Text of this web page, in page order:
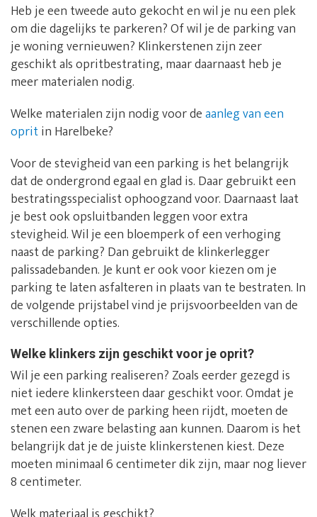
Heb je een tweede auto gekocht en wil je nu een plek
om die dagelijks te parkeren? Of wil je de parking van
je woning vernieuwen? Klinkerstenen zijn zeer
geschikt als opritbestrating, maar daarnaast heb je
meer materialen nodig.
Welke materialen zijn nodig voor deaanleg van een
opritin Harelbeke?
Voor de stevigheid van een parking is het belangrijk
dat de ondergrond egaal en glad is. Daar gebruikt een
bestratingsspecialist ophoogzand voor. Daarnaast laat
je best ook opsluitbanden leggen voor extra
stevigheid. Wil je een bloemperk of een verhoging
naast de parking? Dan gebruikt de klinkerlegger
palissadebanden. Je kunt er ook voor kiezen om je
parking te laten asfalteren in plaats van te bestraten. In
de volgende prijstabel vind je prijsvoorbeelden van de
verschillende opties.
Welke klinkers zijn geschikt voor je oprit?
Wil je een parking realiseren? Zoals eerder gezegd is
niet iedere klinkersteen daar geschikt voor. Omdat je
met een auto over de parking heen rijdt, moeten de
stenen een zware belasting aan kunnen. Daarom is het
belangrijk dat je de juiste klinkerstenen kiest. Deze
moeten minimaal 6 centimeter dik zijn, maar nog liever
8 centimeter.